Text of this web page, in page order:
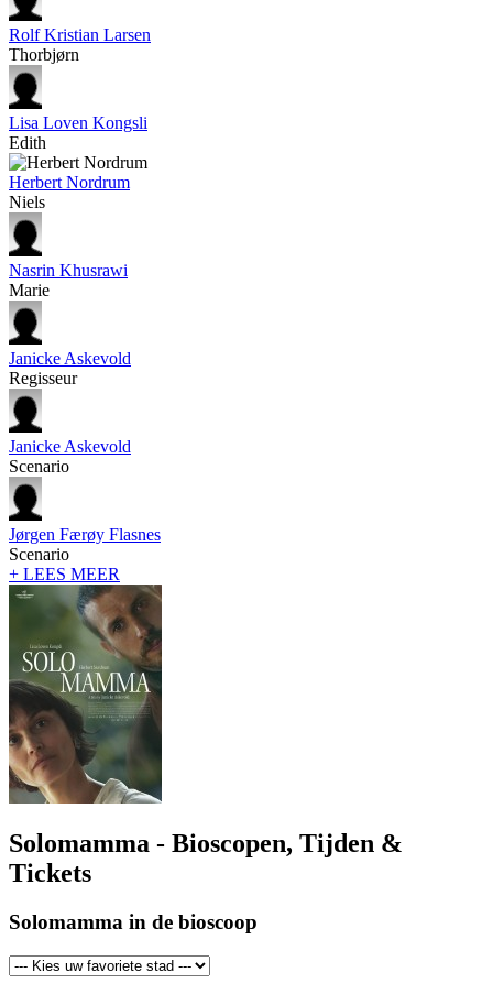
Rolf Kristian Larsen
Thorbjørn
Lisa Loven Kongsli
Edith
Herbert Nordrum
Niels
Nasrin Khusrawi
Marie
Janicke Askevold
Regisseur
Janicke Askevold
Scenario
Jørgen Færøy Flasnes
Scenario
+ LEES MEER
Solomamma - Bioscopen, Tijden &
Tickets
Solomamma in de bioscoop